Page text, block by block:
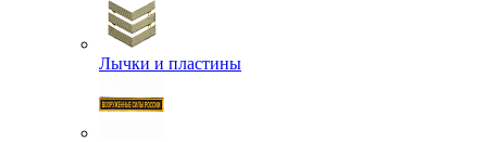
Лычки и пластины